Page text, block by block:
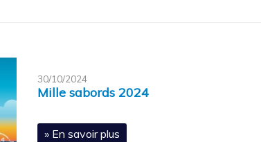
30/10/2024
Mille sabords 2024
» En savoir plus